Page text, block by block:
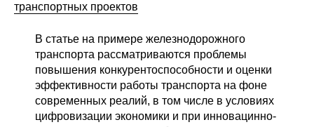
транспортных проектов
В статье на примере железнодорожного
транспорта рассматриваются проблемы
повышения конкурентоспособности и оценки
эффективности работы транспорта на фоне
современных реалий, в том числе в условиях
цифровизации экономики и при инновацинно-